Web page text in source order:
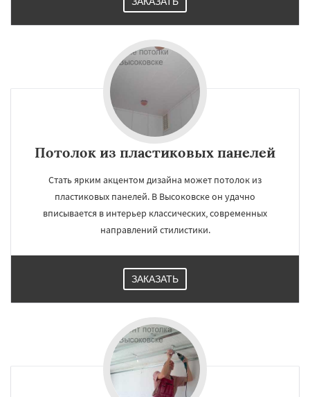
Потолок из пластиковых панелей
Стать ярким акцентом дизайна может потолок из
пластиковых панелей. В Высоковске он удачно
вписывается в интерьер классических, современных
направлений стилистики.
ЗАКАЗАТЬ